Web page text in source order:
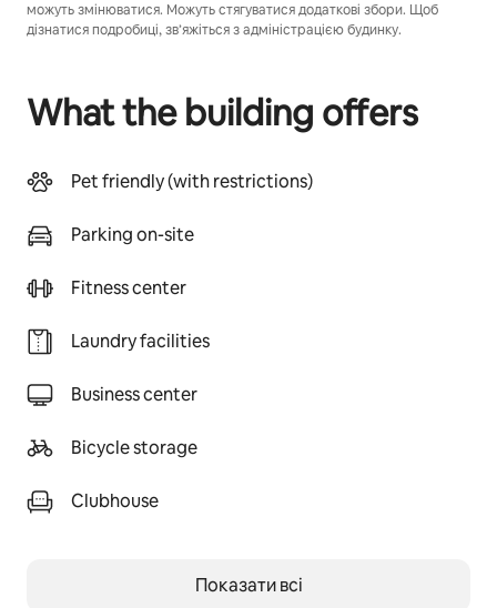
можуть змінюватися. Можуть стягуватися додаткові збори. Щоб
дізнатися подробиці, зв’яжіться з адміністрацією будинку.
What the building offers
Pet friendly (with restrictions)
Parking on-site
Fitness center
Laundry facilities
Business center
Bicycle storage
Clubhouse
Показати всі